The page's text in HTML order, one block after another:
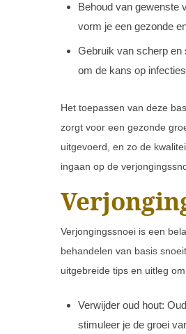
Behoud van gewenste
vorm je een gezonde
Gebruik van scherp en
om de kans op
Het toepassen van deze
zorgt voor een gezonde
uitgevoerd, en zo de
ingaan op de
Verjongingssnoei is een
behandelen van basis
uitgebreide tips en uitleg
Verwijder oud hout:
stimuleer je de groei